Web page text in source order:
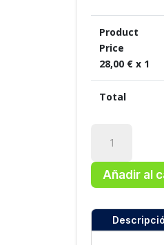
Product
Price
28,00 € x 1
Total
ESO
cantidad
Añadir al